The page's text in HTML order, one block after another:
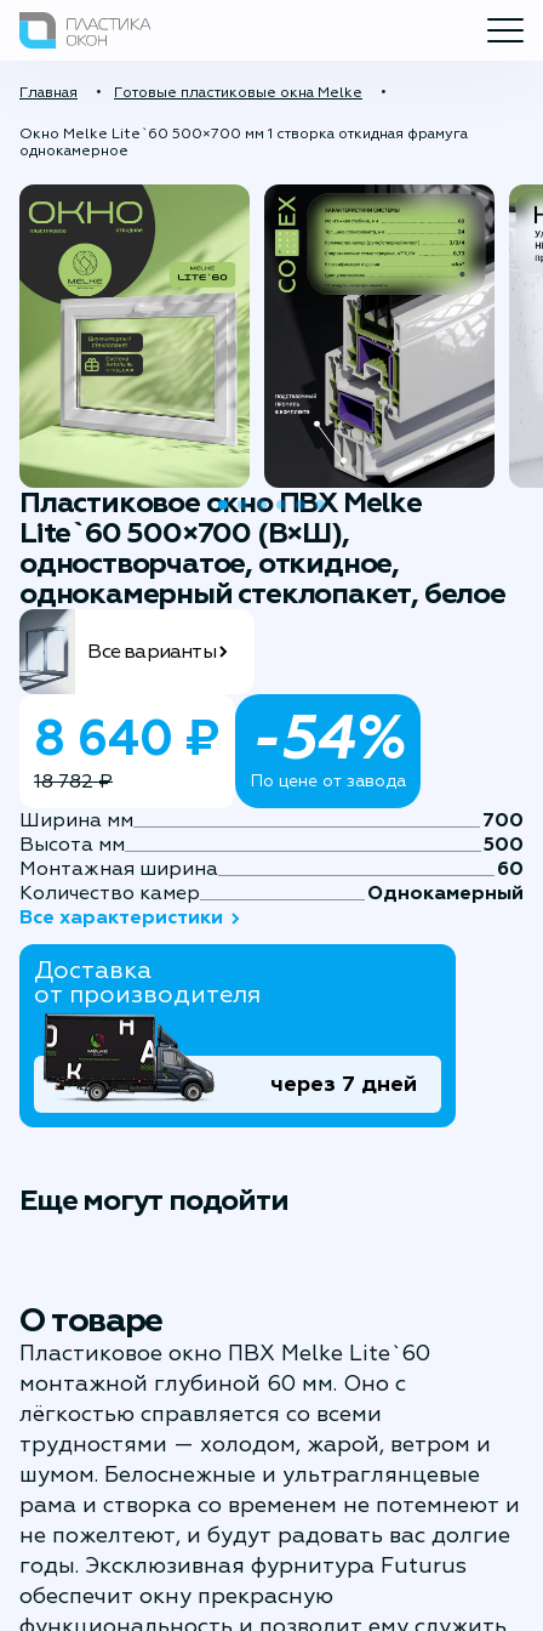
Главная Готовые пластиковые окна Melke
Окно Melke Lite`60 500×700 мм 1 створка откидная фрамуга
однокамерное
Пластиковое окно ПВХ Melke
Lite`60 500×700 (В×Ш),
одностворчатое, откидное,
однокамерный стеклопакет, белое
Все варианты
8 640 ₽
18 782 ₽
-54%
По цене от завода
Ширина мм
700
Высота мм
500
Монтажная ширина
60
Количество камер
Однокамерный
Все характеристики
Доставка
от производителя
через 7 дней
Еще могут подойти
О товаре
Пластиковое окно ПВХ Melke Lite`60
монтажной глубиной 60 мм. Оно с
лёгкостью справляется со всеми
трудностями — холодом, жарой, ветром и
шумом. Белоснежные и ультраглянцевые
рама и створка со временем не потемнеют и
не пожелтеют, и будут радовать вас долгие
годы. Эксклюзивная фурнитура Futurus
обеспечит окну прекрасную